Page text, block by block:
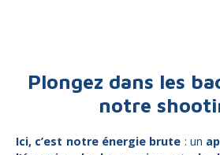
Plongez dans les
notre
Ici, c’est notre énergie brute : un